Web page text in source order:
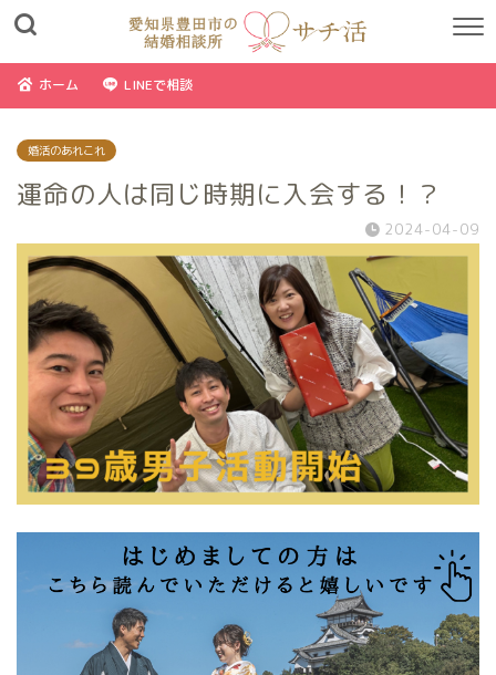
ホーム LINEで相談
婚活のあれこれ
運命の人は同じ時期に入会する！？
2024-04-09